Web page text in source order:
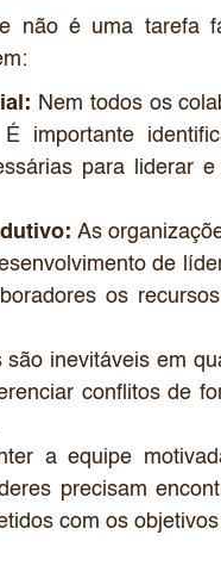
não é uma tarefa
Nem todos os
importante
para liderar
As
de
os
são inevitáveis em
conflitos de
a equipe
precisam
com os